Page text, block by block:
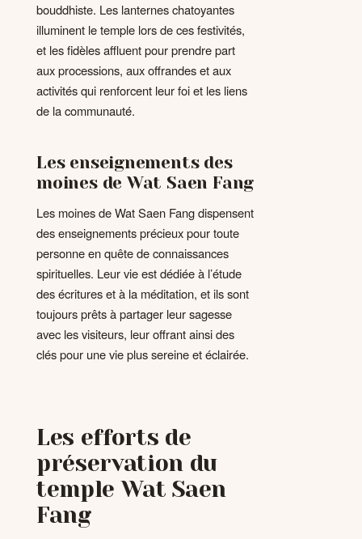
bouddhiste. Les lanternes chatoyantes
illuminent le temple lors de ces festivités,
et les fidèles affluent pour prendre part
aux processions, aux offrandes et aux
activités qui renforcent leur foi et les liens
de la communauté.
Les enseignements des
moines de Wat Saen Fang
Les moines de Wat Saen Fang dispensent
des enseignements précieux pour toute
personne en quête de connaissances
spirituelles. Leur vie est dédiée à l’étude
des écritures et à la méditation, et ils sont
toujours prêts à partager leur sagesse
avec les visiteurs, leur offrant ainsi des
clés pour une vie plus sereine et éclairée.
Les efforts de
préservation du
temple Wat Saen
Fang